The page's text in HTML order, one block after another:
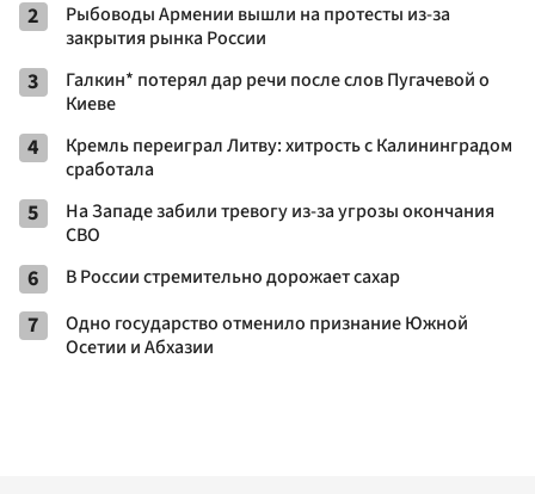
2
Рыбоводы Армении вышли на протесты из-за
закрытия рынка России
3
Галкин* потерял дар речи после слов Пугачевой о
Киеве
4
Кремль переиграл Литву: хитрость с Калининградом
сработала
5
На Западе забили тревогу из-за угрозы окончания
СВО
6 В России стремительно дорожает сахар
7
Одно государство отменило признание Южной
Осетии и Абхазии